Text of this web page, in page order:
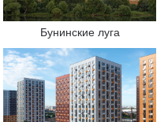
Бунинские луга